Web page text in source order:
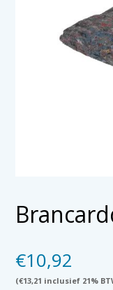
€10,92
(€13,21 inclusief 21%